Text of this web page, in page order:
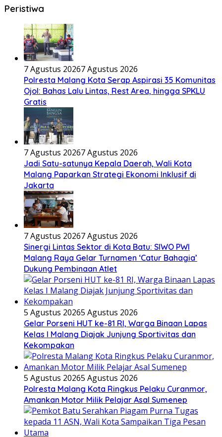
Peristiwa
7 Agustus 20267 Agustus 2026
Polresta Malang Kota Serap Aspirasi 35 Komunitas
Ojol: Bahas Lalu Lintas, Rest Area, hingga SPKLU
Gratis
7 Agustus 20267 Agustus 2026
Jadi Satu-satunya Kepala Daerah, Wali Kota
Malang Paparkan Strategi Ekonomi Inklusif di
Jakarta
7 Agustus 20267 Agustus 2026
Sinergi Lintas Sektor di Kota Batu: SIWO PWI
Malang Raya Gelar Turnamen ‘Catur Bahagia’
Dukung Pembinaan Atlet
5 Agustus 20265 Agustus 2026
Gelar Porseni HUT ke-81 RI, Warga Binaan Lapas
Kelas I Malang Diajak Junjung Sportivitas dan
Kekompakan
5 Agustus 20265 Agustus 2026
Polresta Malang Kota Ringkus Pelaku Curanmor,
Amankan Motor Milik Pelajar Asal Sumenep